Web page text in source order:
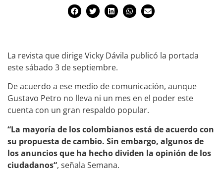
La revista que dirige Vicky Dávila publicó la portada
este sábado 3 de septiembre.
De acuerdo a ese medio de comunicación, aunque
Gustavo Petro no lleva ni un mes en el poder este
cuenta con un gran respaldo popular.
“La mayoría de los colombianos está de acuerdo con
su propuesta de cambio. Sin embargo, algunos de
los anuncios que ha hecho dividen la opinión de los
ciudadanos“, señala Semana.